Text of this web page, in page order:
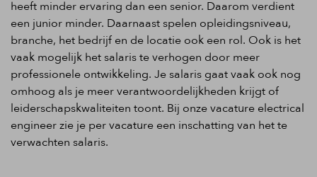
heeft minder ervaring dan een senior. Daarom verdient
een junior minder. Daarnaast spelen opleidingsniveau,
branche, het bedrijf en de locatie ook een rol. Ook is het
vaak mogelijk het salaris te verhogen door meer
professionele ontwikkeling. Je salaris gaat vaak ook nog
omhoog als je meer verantwoordelijkheden krijgt of
leiderschapskwaliteiten toont. Bij onze vacature electrical
engineer zie je per vacature een inschatting van het te
verwachten salaris.